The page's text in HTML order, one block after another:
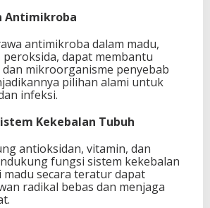
Antimikroba
antimikroba dalam madu,
dapat membantu
mikroorganisme penyebab
pilihan alami untuk
infeksi.
Kekebalan Tubuh
antioksidan, vitamin, dan
fungsi sistem kekebalan
secara teratur dapat
radikal bebas dan menjaga